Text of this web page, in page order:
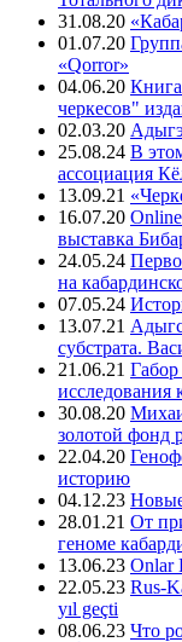
31.08.20
01.07.20
«Qorror»
04.06.20
черкесов"
02.03.20
25.08.24 В
ассоциация
13.09.21
16.07.20
выставка
24.05.24
на
07.05.24
13.07.21
субстрата.
21.06.21
исследования
30.08.20
золотой фонд
22.04.20
историю
04.12.23
28.01.21 От
геноме
13.06.23 Onlar
22.05.23 Rus-
yıl geçti
08.06.23 Что